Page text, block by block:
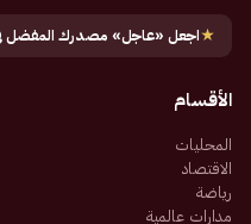
★اجعل «عاجل» مصدرك المفضل
الأقسام
المحليات
الاقتصاد
رياضة
مدارات عالمية